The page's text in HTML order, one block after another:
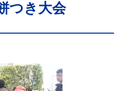
つき大会